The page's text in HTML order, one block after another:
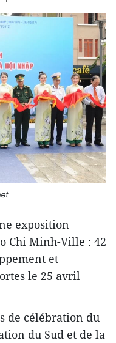
exposition
Chi Minh-Ville : 42
et
le 25 avril
de célébration du
du Sud et de la